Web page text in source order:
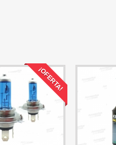
¡OFERTA!